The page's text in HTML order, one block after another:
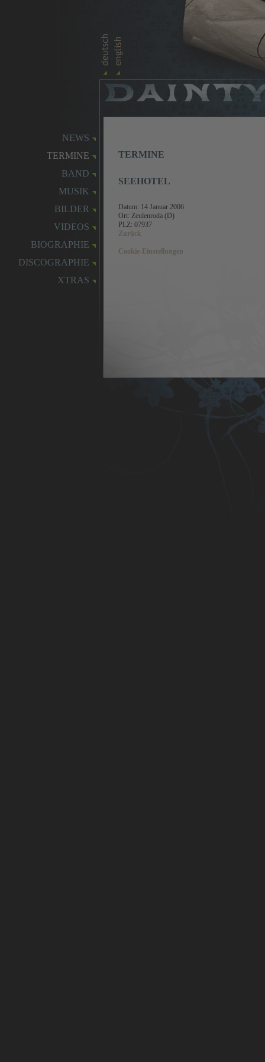
TERMINE
SEEHOTEL
Datum: 14 Januar 2006
Ort: Zeulenroda (D)
PLZ: 07937
Zurück
Cookie-Einstellungen
NEWS
TERMINE
BAND
MUSIK
BILDER
VIDEOS
BIOGRAPHIE
DISCOGRAPHIE
XTRAS